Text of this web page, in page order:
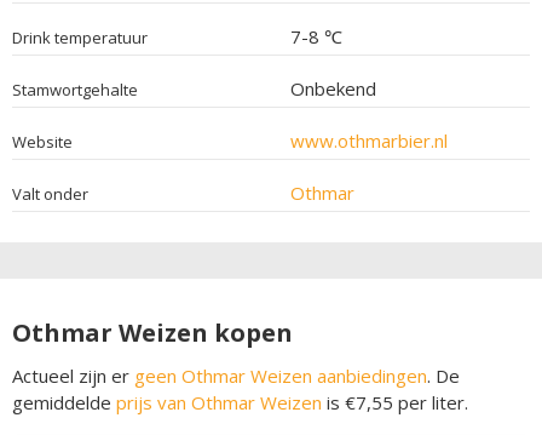
Drink temperatuur 7-8 ℃
Stamwortgehalte Onbekend
Website www.othmarbier.nl
Valt onder Othmar
Othmar Weizen kopen
Actueel zijn er geen Othmar Weizen aanbiedingen. De
gemiddelde prijs van Othmar Weizen is €7,55 per liter.